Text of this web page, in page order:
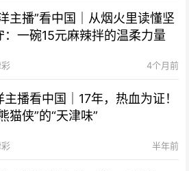
"Air Silk Road"
Times Zones
主播”看中国｜从烟火里读懂坚
：一碗15元麻辣拌的温柔力量
4个月前
主播看中国｜17年，热血为证！
猫侠”的“天津味”
半年前